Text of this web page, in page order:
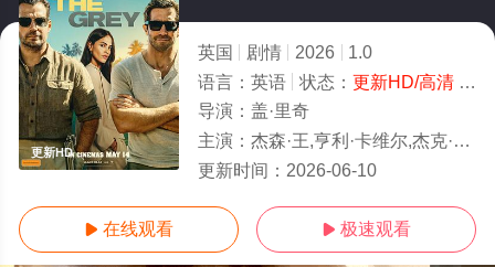
更新HD
英国 剧情 2026
1.0
语言： 英语 状态： 更新HD/高清- 免费在线观看
导演： 盖·里奇
主演： 杰森·王,亨利·卡维尔,杰克·吉伦哈尔,卡洛斯·巴登,艾莎·冈萨雷斯,克里斯托弗·海维尤,裴淳华,费舍·史蒂芬斯,克里斯蒂
更新时间： 2026-06-10
 在线观看  极速观看